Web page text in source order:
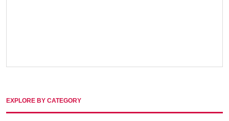
EXPLORE BY CATEGORY